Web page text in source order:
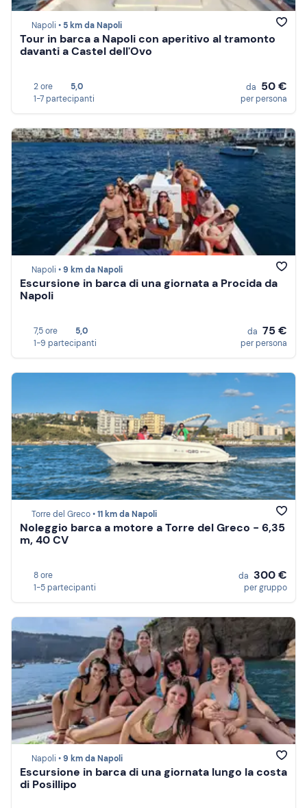
Napoli • 5 km da Napoli
Tour in barca a Napoli con aperitivo al tramonto
davanti a Castel dell'Ovo
2 ore
5,0
1-7 partecipanti
da 50 €
per persona
Napoli •9 km da Napoli
Escursione in barca di una giornata a Procida da
Napoli
7,5 ore
5,0
1-9 partecipanti
da 75 €
per persona
Torre del Greco •11 km da Napoli
Noleggio barca a motore a Torre del Greco - 6,35
m, 40 CV
8 ore
1-5 partecipanti
da 300 €
per gruppo
Napoli •9 km da Napoli
Escursione in barca di una giornata lungo la costa
di Posillipo